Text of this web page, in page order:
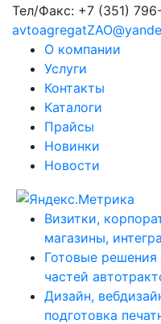
Тел/Факс: +7 (351)
О компании
Услуги
Контакты
Каталоги
Прайсы
Новинки
Новости
Визитки,
магазины,
Готовые
частей
Дизайн,
подготовка